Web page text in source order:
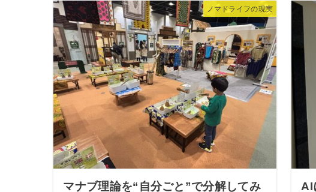
ノマドライフの現実
マナブ理論を“自分ごと”で分解してみ AI